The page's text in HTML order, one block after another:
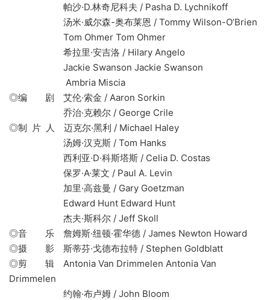
帕沙·D.林奇尼科夫 / Pasha D. Lychnikoff
汤米·威尔森-奥布莱恩 / Tommy Wilson-O’Brien
Tom Ohmer Tom Ohmer
希拉里·安吉洛 / Hilary Angelo
Jackie Swanson Jackie Swanson
Ambria Miscia
◎编 剧 艾伦·索金 / Aaron Sorkin
乔治·克赖尔 / George Crile
◎制 片 人 迈克尔·黑利 / Michael Haley
汤姆·汉克斯 / Tom Hanks
西利亚·D·科斯塔斯 / Celia D. Costas
保罗·A·莱文 / Paul A. Levin
加里·高兹曼 / Gary Goetzman
Edward Hunt Edward Hunt
杰夫·斯科尔 / Jeff Skoll
◎音 乐 詹姆斯·纽顿·霍华德 / James Newton Howard
◎摄 影 斯蒂芬·戈德布拉特 / Stephen Goldblatt
◎剪 辑 Antonia Van Drimmelen Antonia Van
Drimmelen
约翰·布卢姆 / John Bloom